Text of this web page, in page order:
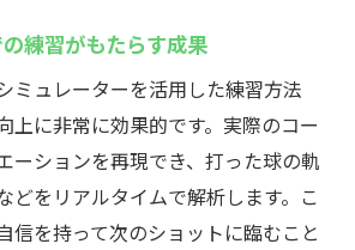
練習がもたらす成果
ミュレーターを活用した練習方法
上に非常に効果的です。実際のコー
ーションを再現でき、打った球の軌
どをリアルタイムで解析します。こ
信を持って次のショットに臨むこと